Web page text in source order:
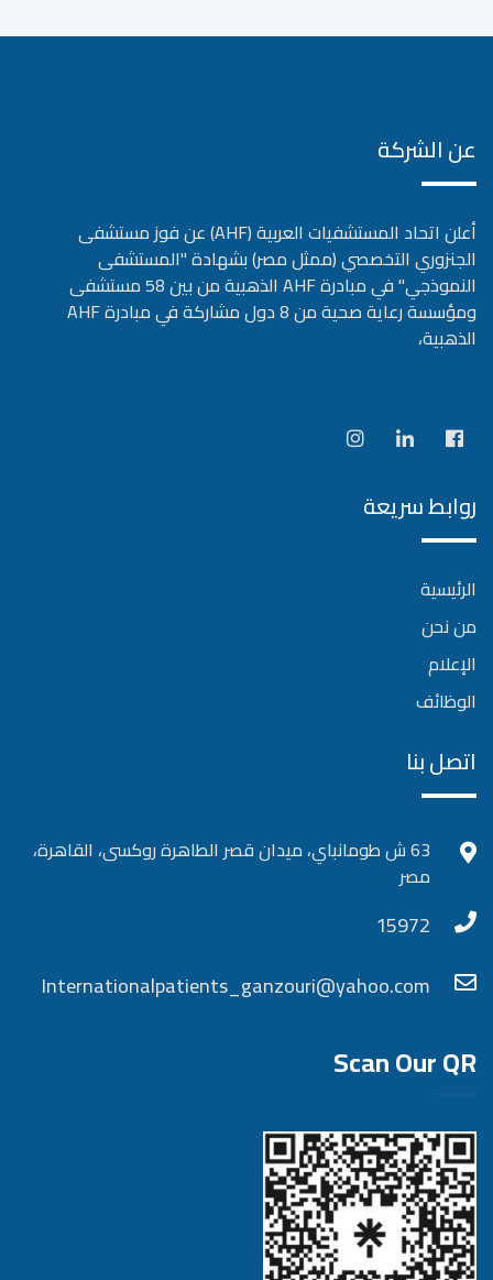
عن الشركة
أعلن اتحاد المستشفيات العربية (AHF) عن فوز مستشفى
الجنزوري التخصصي (ممثل مصر) بشهادة "المستشفى
النموذجي" في مبادرة AHF الذهبية من بين 58 مستشفى
ومؤسسة رعاية صحية من 8 دول مشاركة في مبادرة AHF
الذهبية،
روابط سريعة
الرئيسية
من نحن
الإعلام
الوظائف
اتصل بنا
63 ش طومانباي، ميدان قصر الطاهرة روكسى، القاهرة،
مصر
15972
Internationalpatients_ganzouri@yahoo.com
Scan Our QR